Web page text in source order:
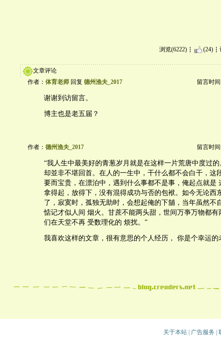
浏览(6222) (24)
文章评论
作者： 体育老师 回复 德州渔夫_2017 留言时间
谢谢到访留言。
博主也是老五届？
作者： 德州渔夫_2017 留言时间
“我人生中最美好的青葱岁月就是在这样一片荒唐中度过
却並非不堪回首。在人的一生中，干什么都不会白干，这
要而宝贵，在漂泊中，遇到什么事都不是事，俺起点就是
拿得起，放得下，没有混得成功与否的包袱。如今无论西
了，寂寞时，孤独无助时，会想起俺的下舖，当年虽然不
惦记才似人间 烟火。甘蔗不能两头甜，世间万亊万物都有
们在天堂不再 受数理化的 烦扰。”
我喜欢这样的文章，很有意思的个人经历， 你是个幸运的
关于本站| 广告服务